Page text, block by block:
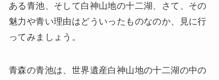
ある青池、そして白神山地の十二湖、さて、その
魅力や青い理由はどういったものなのか、見に行
ってみましょう。
青森の青池は、世界遺産白神山地の十二湖の中の